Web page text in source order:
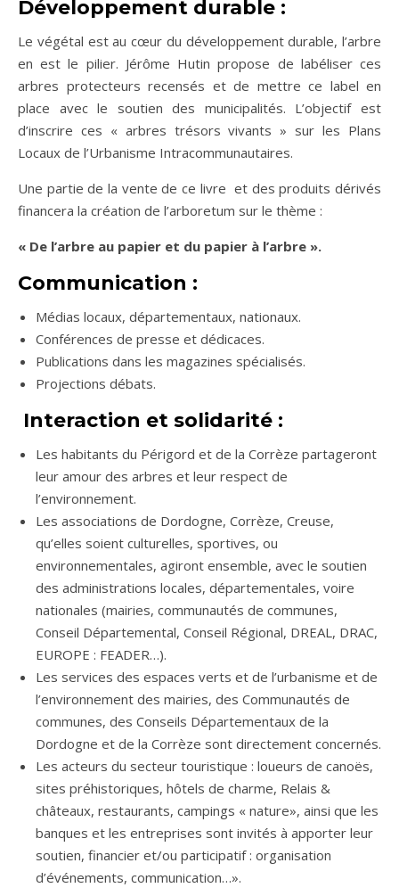
Développement durable :
Le végétal est au cœur du développement durable, l’arbre
en est le pilier. Jérôme Hutin propose de labéliser ces
arbres protecteurs recensés et de mettre ce label en
place avec le soutien des municipalités. L’objectif est
d’inscrire ces « arbres trésors vivants » sur les Plans
Locaux de l’Urbanisme Intracommunautaires.
Une partie de la vente de ce livre et des produits dérivés
financera la création de l’arboretum sur le thème :
« De l’arbre au papier et du papier à l’arbre ».
Communication :
Médias locaux, départementaux, nationaux.
Conférences de presse et dédicaces.
Publications dans les magazines spécialisés.
Projections débats.
Interaction et solidarité :
Les habitants du Périgord et de la Corrèze partageront
leur amour des arbres et leur respect de
l’environnement.
Les associations de Dordogne, Corrèze, Creuse,
qu’elles soient culturelles, sportives, ou
environnementales, agiront ensemble, avec le soutien
des administrations locales, départementales, voire
nationales (mairies, communautés de communes,
Conseil Départemental, Conseil Régional, DREAL, DRAC,
EUROPE : FEADER…).
Les services des espaces verts et de l’urbanisme et de
l’environnement des mairies, des Communautés de
communes, des Conseils Départementaux de la
Dordogne et de la Corrèze sont directement concernés.
Les acteurs du secteur touristique : loueurs de canoës,
sites préhistoriques, hôtels de charme, Relais &
châteaux, restaurants, campings « nature», ainsi que les
banques et les entreprises sont invités à apporter leur
soutien, financier et/ou participatif : organisation
d’événements, communication…».